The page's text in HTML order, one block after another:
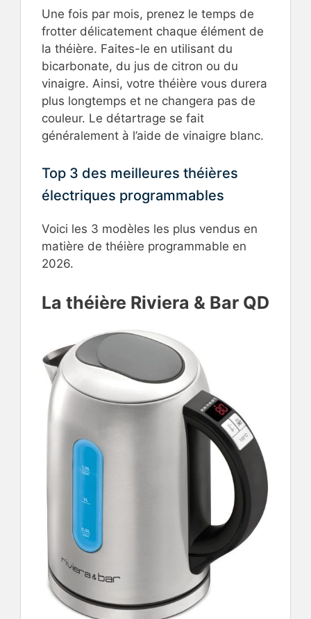
Une fois par mois, prenez le temps de
frotter délicatement chaque élément de
la théière. Faites-le en utilisant du
bicarbonate, du jus de citron ou du
vinaigre. Ainsi, votre théière vous durera
plus longtemps et ne changera pas de
couleur. Le détartrage se fait
généralement à l’aide de vinaigre blanc.
Top 3 des meilleures théières
électriques programmables
Voici les 3 modèles les plus vendus en
matière de théière programmable en
2026.
La théière Riviera & Bar QD